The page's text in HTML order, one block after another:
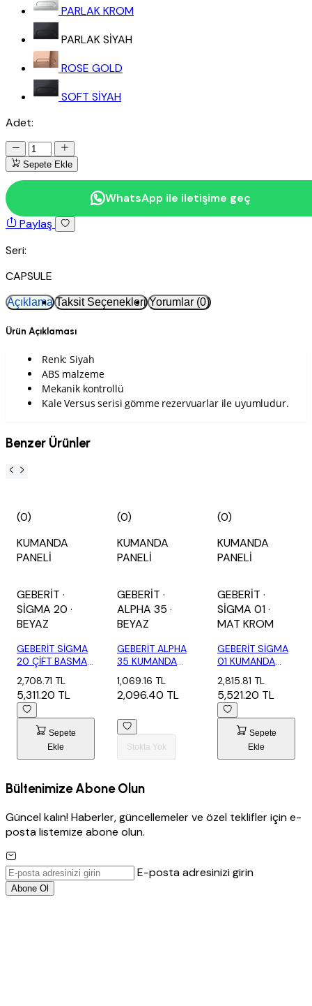
PARLAK KROM
PARLAK SİYAH
ROSE GOLD
SOFT SİYAH
Adet:
Sepete Ekle
WhatsApp ile iletişime geç
Paylaş
Seri:
CAPSULE
Açıklama Taksit Seçenekleri Yorumlar (0)
Ürün Açıklaması
Renk: Siyah
ABS malzeme
Mekanik kontrollü
Kale Versus serisi gömme rezervuarlar ile uyumludur.
Benzer Ürünler
(0)
KUMANDA
PANELİ
GEBERİT ·
SİGMA 20 ·
BEYAZ
GEBERİT SİGMA
20 ÇİFT BASMALI
2,708.71 TL
5,311.20 TL
Sepete
Ekle
(0)
KUMANDA
PANELİ
GEBERİT ·
ALPHA 35 ·
BEYAZ
GEBERİT ALPHA
35 KUMANDA
11...
1,069.16 TL
2,096.40 TL
Stokta Yok
(0)
KUMANDA
PANELİ
GEBERİT ·
SİGMA 01·
MAT KROM
GEBERİT SİGMA
01 KUMANDA
KROM...
2,815.81 TL
5,521.20 TL
Sepete
Ekle
Bültenimize Abone Olun
Güncel kalın! Haberler, güncellemeler ve özel teklifler için e-
posta listemize abone olun.
E-posta adresinizi girin
Abone Ol